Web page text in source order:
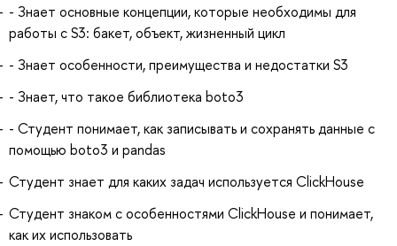
- Знает основные концепции, которые необходимы для
работы с S3: бакет, объект, жизненный цикл
- Знает особенности, преимущества и недостатки S3
- Знает, что такое библиотека boto3
- Студент понимает, как записывать и сохранять данные с
помощью boto3 и pandas
Студент знает для каких задач используется ClickHouse
Студент знаком с особенностями ClickHouse и понимает,
как их использовать